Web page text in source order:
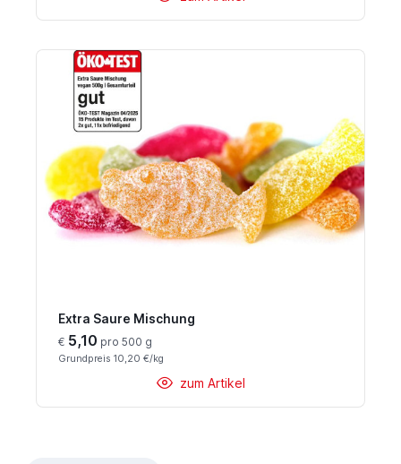
Extra Saure Mischung
€ 5,10 pro 500 g
Grundpreis 10,20 €/kg
zum Artikel